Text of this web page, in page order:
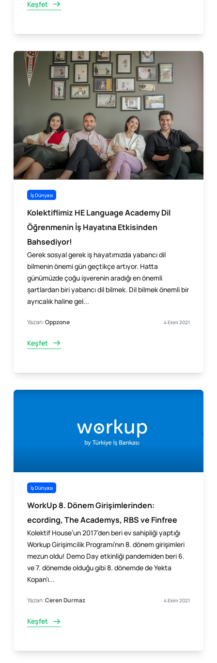
Keşfet
İş Dünyası
Kolektiflimiz HE Language Academy Dil
Öğrenmenin İş Hayatına Etkisinden
Bahsediyor!
Gerek sosyal gerek iş hayatımızda yabancı dil
bilmenin önemi gün geçtikçe artıyor. Hatta
günümüzde çoğu işverenin aradığı en önemli
şartlardan biri yabancı dil bilmek. Dil bilmek önemli bir
ayrıcalık haline gel...
Yazan:Oppzone 4 Ekim 2021
Keşfet
İş Dünyası
WorkUp 8. Dönem Girişimlerinden:
ecording, The Academys, RBS ve Finfree
Kolektif House’un 2017’den beri ev sahipliği yaptığı
Workup Girişimcilik Programı’nın 8. dönem girişimleri
mezun oldu! Demo Day etkinliği pandemiden beri 6.
ve 7. dönemde olduğu gibi 8. dönemde de Yekta
Kopan’ı...
Yazan:Ceren Durmaz 4 Ekim 2021
Keşfet